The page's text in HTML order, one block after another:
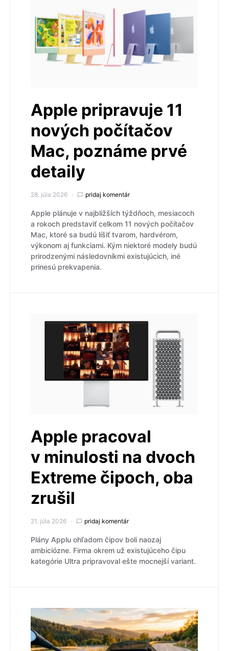
Apple pripravuje 11
nových počítačov
Mac, poznáme prvé
detaily
28. júla 2026 pridaj komentár
Apple plánuje v najbližších týždňoch, mesiacoch
a rokoch predstaviť celkom 11 nových počítačov
Mac, ktoré sa budú líšiť tvarom, hardvérom,
výkonom aj funkciami. Kým niektoré modely budú
prirodzenými následovníkmi existujúcich, iné
prinesú prekvapenia.
Apple pracoval
v minulosti na dvoch
Extreme čipoch, oba
zrušil
21. júla 2026 pridaj komentár
Plány Applu ohľadom čipov boli naozaj
ambiciózne. Firma okrem už existujúceho čipu
kategórie Ultra pripravoval ešte mocnejší variant.